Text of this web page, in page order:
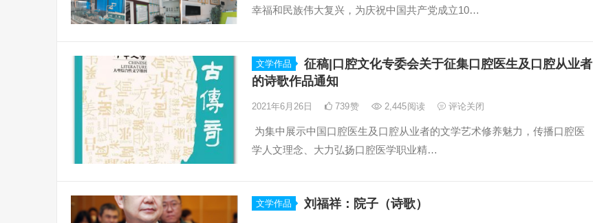
幸福和民族伟大复兴，为庆祝中国共产党成立10…
文学作品
征稿|口腔文化专委会关于征集口腔医生及口腔从业者
的诗歌作品通知
2021年6月26日 739赞 2,445阅读 评论关闭
为集中展示中国口腔医生及口腔从业者的文学艺术修养魅力，传播口腔医
学人文理念、大力弘扬口腔医学职业精…
文学作品 刘福祥：院子（诗歌）